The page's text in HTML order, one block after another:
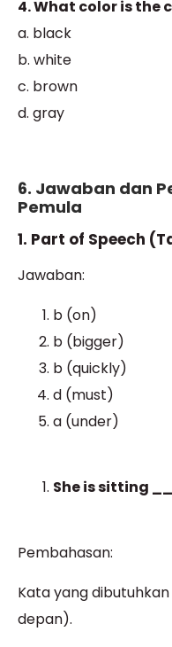
4. What color is the
a. black
b. white
c. brown
d. gray
6. Jawaban dan
Pemula
1. Part of Speech
Jawaban:
b (on)
b (bigger)
b (quickly)
d (must)
a (under)
She is sitting
Pembahasan:
Kata yang
depan).